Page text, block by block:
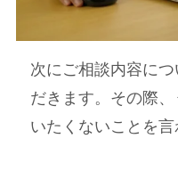
次にご相談内容に
だきます。その際
いたくないことを言